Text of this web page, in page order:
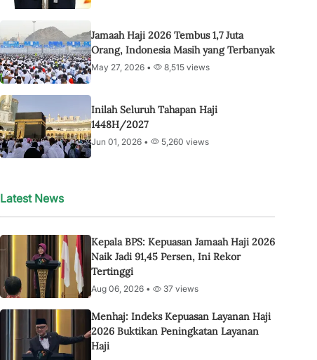
Jamaah Haji 2026 Tembus 1,7 Juta
Orang, Indonesia Masih yang Terbanyak
May 27, 2026 • 8,515 views
Inilah Seluruh Tahapan Haji
1448H/2027
Jun 01, 2026 • 5,260 views
Latest News
Kepala BPS: Kepuasan Jamaah Haji 2026
Naik Jadi 91,45 Persen, Ini Rekor
Tertinggi
Aug 06, 2026 • 37 views
Menhaj: Indeks Kepuasan Layanan Haji
2026 Buktikan Peningkatan Layanan
Haji